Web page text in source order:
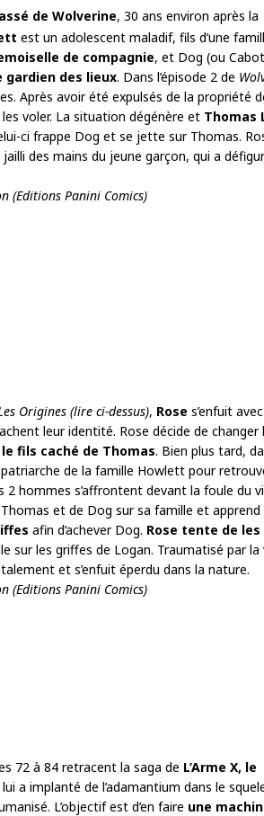
de Wolverine, 30 ans environ après la
est un adolescent maladif, fils d’une
de compagnie, et Dog (ou
gardien des lieux. Dans l’épisode 2 de
Après avoir été expulsés de la propriété
voler. La situation dégénère et Thomas
ci frappe Dog et se jette sur Thomas.
des mains du jeune garçon, qui a
(Editions Panini Comics)
Origines (lire ci-dessus), Rose s’enfuit avec
leur identité. Rose décide de changer
le fils caché de Thomas. Bien plus tard,
de la famille Howlett pour
hommes s’affrontent devant la foule du
et de Dog sur sa famille et apprend
afin d’achever Dog. Rose tente de les
sur les griffes de Logan. Traumatisé par la
et s’enfuit éperdu dans la nature.
(Editions Panini Comics)
72 à 84 retracent la saga de L’Arme X, le
a implanté de l’adamantium dans le
L’objectif est d’en faire une